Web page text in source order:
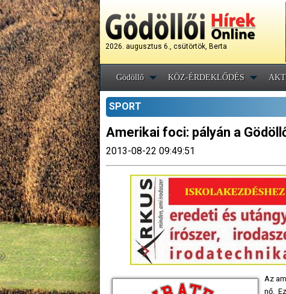
2026. augusztus 6., csütörtök, Berta
Gödöllő KÖZ-ÉRDEKLŐDÉS
SPORT
Amerikai foci: pályán a
2013-08-22 09:49:51
Az
nő.